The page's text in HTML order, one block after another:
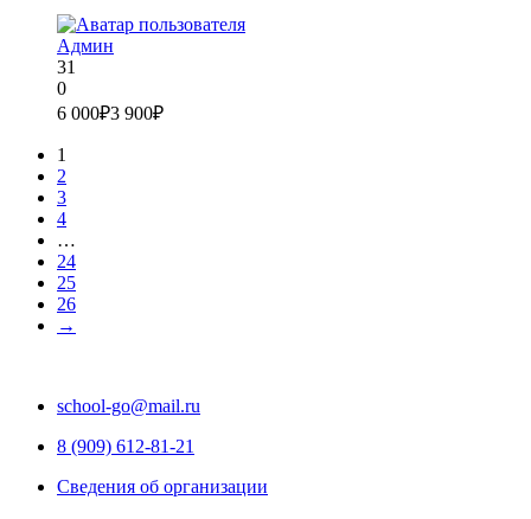
Админ
31
0
6 000₽3 900₽
1
2
3
4
…
24
25
26
→
school-go@mail.ru
8 (909) 612-81-21
Сведения об организации